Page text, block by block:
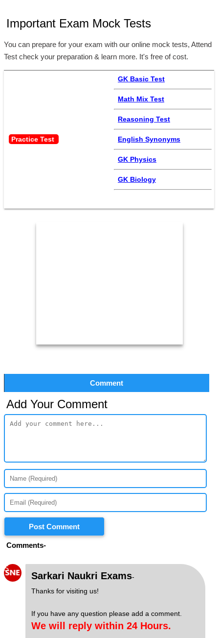
Important Exam Mock Tests
You can prepare for your exam with our online mock tests, Attend
Test check your preparation & learn more. It's free of cost.
Practice Test
GK Basic Test
Math Mix Test
Reasoning Test
English Synonyms
GK Physics
GK Biology
Comment
Add Your Comment
Post Comment
Comments-
S
Sarkari Naukri Exams-
Thanks for visiting us!
If you have any question please add a comment.
We will reply within 24 Hours.